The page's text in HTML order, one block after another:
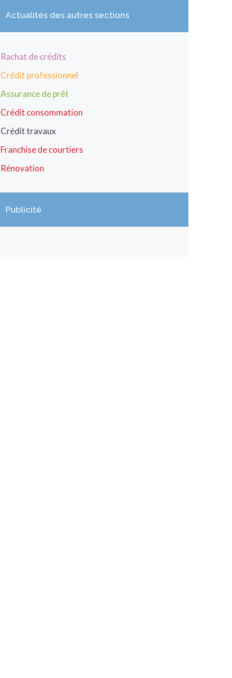
Actualités des autres sections
Rachat de crédits
Crédit professionnel
Assurance de prêt
Crédit consommation
Crédit travaux
Franchise de courtiers
Rénovation
Publicité